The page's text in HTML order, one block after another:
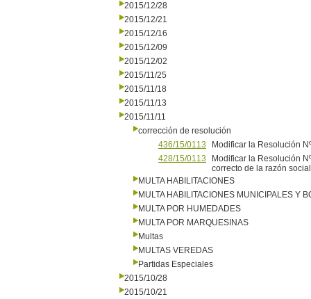
2015/12/28
2015/12/21
2015/12/16
2015/12/09
2015/12/02
2015/11/25
2015/11/18
2015/11/13
2015/11/11
corrección de resolución
436/15/0113
Modificar la Resolución
428/15/0113
Modificar la Resolución
correcto de la razón
MULTA HABILITACIONES
MULTA HABILITACIONES MUNICIPALES Y
MULTA POR HUMEDADES
MULTA POR MARQUESINAS
Multas
MULTAS VEREDAS
Partidas Especiales
2015/10/28
2015/10/21